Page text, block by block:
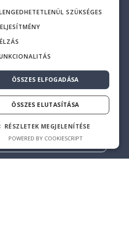
szeretne értesülni
újdonságainkról,
fel hírlevelünkre!
SZÜKSÉGES
ÖSSZES ELFOGADÁSA
ÖSSZES ELUTASÍTÁSA
RÉSZLETEK MEGJELENÍTÉSE
POWERED BY COOKIESCRIPT